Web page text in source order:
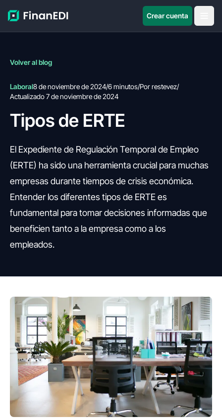
Crear cuenta
Volver al blog
Laboral8 de noviembre de 2024/6 minutos/Por restevez/
Actualizado 7 de noviembre de 2024
Tipos de ERTE
El Expediente de Regulación Temporal de Empleo
(ERTE) ha sido una herramienta crucial para muchas
empresas durante tiempos de crisis económica.
Entender los diferentes tipos de ERTE es
fundamental para tomar decisiones informadas que
beneficien tanto a la empresa como a los
empleados.